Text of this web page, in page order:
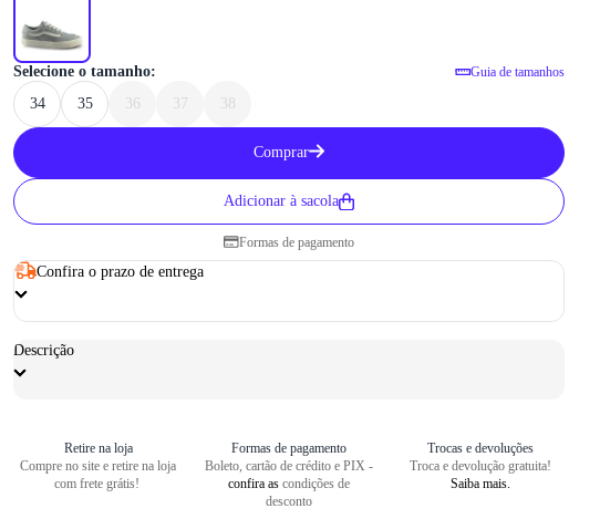
Selecione o tamanho: Guia de tamanhos
Como medir seu pé
Centralize o seu pé em uma
2 Faça um risco a partir do seu
3 Repita o risco na frente do dedão
34 35 36 37 38
Comprar
Adicionar à sacola
Formas de pagamento
Confira o prazo de entrega
Descrição
Retire na loja
Compre no site e retire na loja
com frete grátis!
Formas de pagamento
Boleto, cartão de crédito e PIX -
confira as condições de
desconto
Trocas e devoluções
Troca e devolução gratuita!
Saiba mais.